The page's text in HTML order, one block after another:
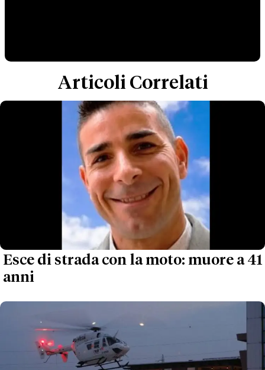
Articoli Correlati
Esce di strada con la moto: muore a 41
anni